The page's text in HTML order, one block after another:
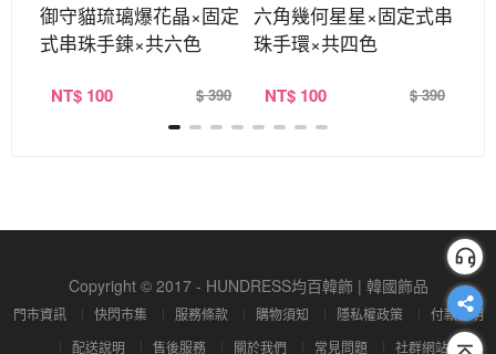
御守貓琉璃爆花晶×固定
式串珠手鍊×共六色
NT$ 100 $ 390
六角幾何星星×固定式串
珠手環×共四色
NT$ 100 $ 390
Copyright © 2017 - HUNDRESS均百韓飾 | 韓國飾品
門市資訊 快閃市集 服務條款 購物須知 隱私權政策
付款說明
配送說明
售後服務 關於我們 常見問題 社群網站